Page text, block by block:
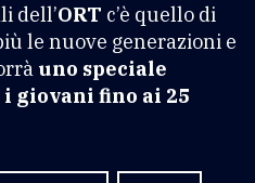
dell’ORT c’è quello di
le nuove generazioni e
uno speciale
giovani fino ai 25